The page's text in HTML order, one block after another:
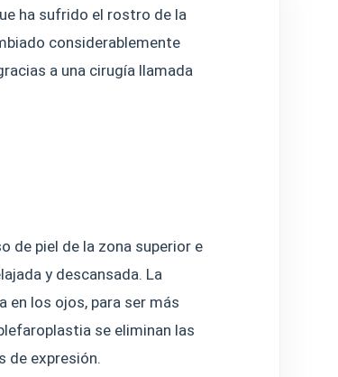
ha sufrido el rostro de la
considerablemente
a una cirugía llamada
de piel de la zona superior e
y descansada. La
los ojos, para ser más
se eliminan las
de expresión.